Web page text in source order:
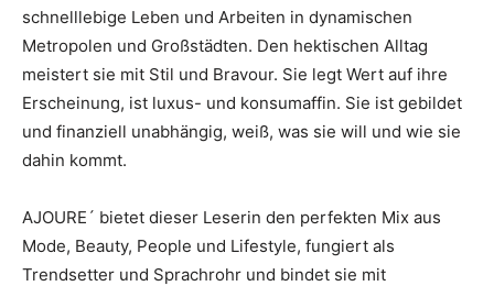
schnelllebige Leben und Arbeiten in dynamischen
Metropolen und Großstädten. Den hektischen Alltag
meistert sie mit Stil und Bravour. Sie legt Wert auf ihre
Erscheinung, ist luxus- und konsumaffin. Sie ist gebildet
und finanziell unabhängig, weiß, was sie will und wie sie
dahin kommt.
AJOURE´ bietet dieser Leserin den perfekten Mix aus
Mode, Beauty, People und Lifestyle, fungiert als
Trendsetter und Sprachrohr und bindet sie mit